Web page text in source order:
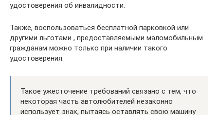
удостоверения об инвалидности.
Также, воспользоваться бесплатной парковкой или
другими льготами , предоставляемыми маломобильным
гражданам можно только при наличии такого
удостоверения.
Такое ужесточение требований связано с тем, что
некоторая часть автолюбителей незаконно
использует знак, пытаясь оставлять свою машину